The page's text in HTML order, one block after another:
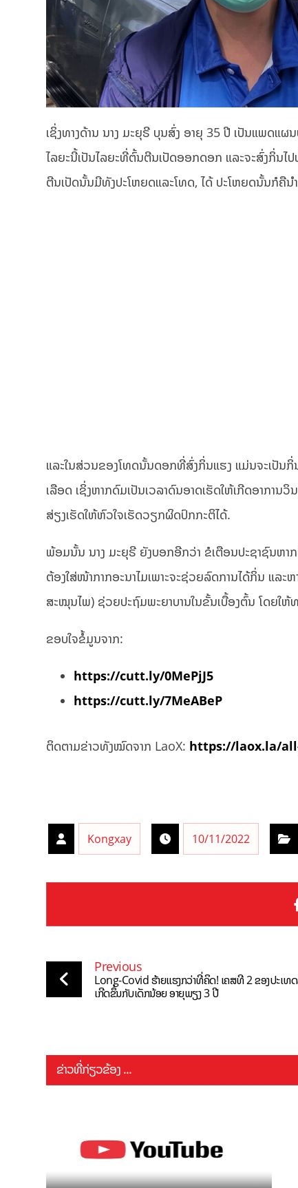
ເຊິ່ງທາງດ້ານ ນາງ ມະຍຸຣີ ບຸນສົ່ງ ອາຍຸ 35 ປີ ເປັນແພດແ
ໄລຍະນີ້ເປັນໄລຍະທີ່ຕົ້ນຕີນເປັດອອກດອກ ແລະຈະສົ່ງກິ່ນໄ
ຕີນເປັດນັ້ນມີທັງປະໂຫຍດແລະໂທດ, ໄດ້ ປະໂຫຍດນັ້ນກໍຄືນ
ແລະໃນສ່ວນຂອງໂທດນັ້ນດອກທີ່ສົ່ງກິ່ນແຮງ ແມ່ນຈະເປັນ
ເລືອດ ເຊິ່ງຫາກດົມເປັນເວລາດົນອາດເຮັດໃຫ້ເກີດອາກາ
ສ່ຽງເຮັດໃຫ້ຫົວໃຈເຮັດວຽກຜິດປົກກະຕິໄດ້.
ພ້ອມນັ້ນ ນາງ ມະຍຸຣີ ຍັງບອກອີກວ່າ ຂໍເຕືອນປະຊາຊົນຫ
ຕ້ອງໃສ່ໜ້າກາກອະນາໄມເພາະຈະຊ່ວຍລົດການໄດ້ກິ່ນ ແລ
ສະໝຸນໄພ) ຊ່ວຍປະຖົມພະຍາບານໃນຂັ້ນເບື້ອງຕົ້ນ ໂດຍໃ
ຂອບໃຈຂໍ້ມູນຈາກ:
https://cutt.ly/0MePjJ5
https://cutt.ly/7MeABeP
ຕິດຕາມຂ່າວທັງໝົດຈາກ LaoX: https://laox.la/
Kongxay 10/11/2022
Previous
Long-Covid ຮ້າຍແຮງກວ່າທີ່ຄິດ! ເຄສທີ 2 ຂອງປະເທ
ເກີດຂຶ້ນກັບເດັກນ້ອຍ ອາຍຸພຽງ 3 ປີ
ຂ່າວທີ່ກ່ຽວຂ້ອງ ...